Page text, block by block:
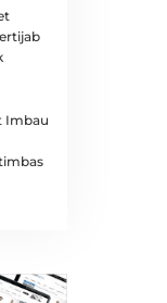
Imbau